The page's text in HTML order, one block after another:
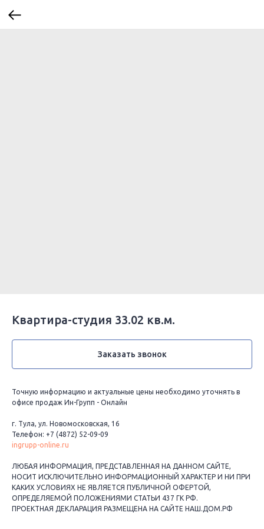
Квартира-студия 33.02 кв.м.
Заказать звонок
Точную информацию и актуальные цены необходимо уточнять в
офисе продаж Ин-Групп - Онлайн
г. Тула, ул. Новомосковская, 16
Телефон: +7 (4872) 52-09-09
ingrupp-online.ru
ЛЮБАЯ ИНФОРМАЦИЯ, ПРЕДСТАВЛЕННАЯ НА ДАННОМ САЙТЕ,
НОСИТ ИСКЛЮЧИТЕЛЬНО ИНФОРМАЦИОННЫЙ ХАРАКТЕР И НИ ПРИ
КАКИХ УСЛОВИЯХ НЕ ЯВЛЯЕТСЯ ПУБЛИЧНОЙ ОФЕРТОЙ,
ОПРЕДЕЛЯЕМОЙ ПОЛОЖЕНИЯМИ СТАТЬИ 437 ГК РФ.
ПРОЕКТНАЯ ДЕКЛАРАЦИЯ РАЗМЕЩЕНА НА САЙТЕ НАШ.ДОМ.РФ